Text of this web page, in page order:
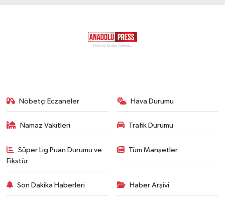
Nöbetçi Eczaneler Hava Durumu
Namaz Vakitleri Trafik Durumu
Süper Lig Puan Durumu ve
Fikstür
Tüm Manşetler
Son Dakika Haberleri Haber Arşivi